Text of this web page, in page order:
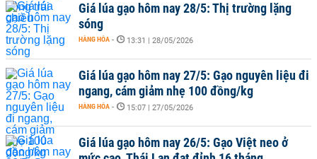
Giá lúa gạo hôm nay 28/5: Thị trường lặng
sóng
HÀNG HÓA - 13:31 | 28/05/2026
Giá lúa gạo hôm nay 27/5: Gạo nguyên liệu đi
ngang, cám giảm nhẹ 100 đồng/kg
HÀNG HÓA - 15:07 | 27/05/2026
Giá lúa gạo hôm nay 26/5: Gạo Việt neo ở